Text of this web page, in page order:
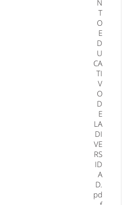
N
T
O
E
D
U
CA
TI
V
O
D
E
LA
DI
VE
RS
ID
A
D.
pd